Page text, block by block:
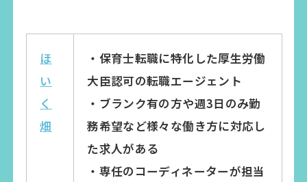
ほ
い
く
畑
・保育士転職に特化した厚生労働
大臣認可の転職エージェント
・ブランク有の方や週3日のみ勤
務希望など様々な働き方に対応し
た求人がある
・専任のコーディネーターが担当